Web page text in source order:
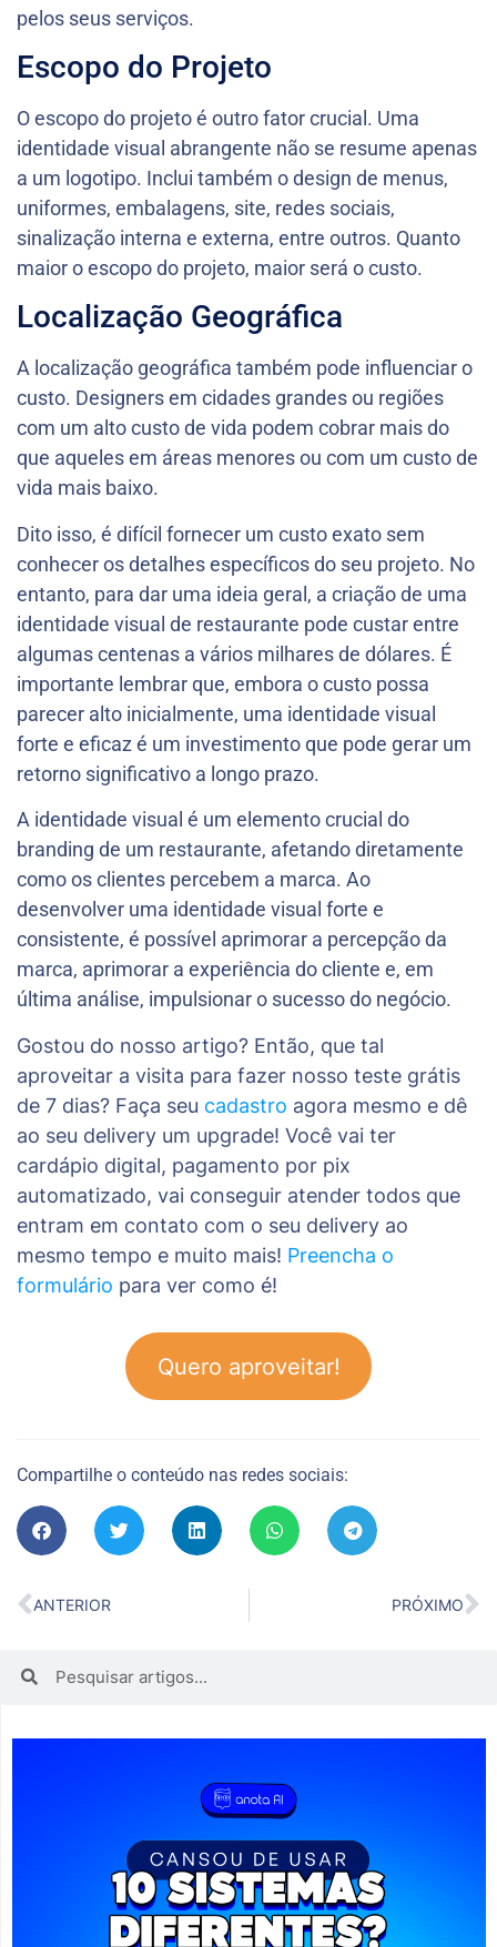
pelos seus serviços.
Escopo do Projeto
O escopo do projeto é outro fator crucial. Uma
identidade visual abrangente não se resume apenas
a um logotipo. Inclui também o design de menus,
uniformes, embalagens, site, redes sociais,
sinalização interna e externa, entre outros. Quanto
maior o escopo do projeto, maior será o custo.
Localização Geográfica
A localização geográfica também pode influenciar o
custo. Designers em cidades grandes ou regiões
com um alto custo de vida podem cobrar mais do
que aqueles em áreas menores ou com um custo de
vida mais baixo.
Dito isso, é difícil fornecer um custo exato sem
conhecer os detalhes específicos do seu projeto. No
entanto, para dar uma ideia geral, a criação de uma
identidade visual de restaurante pode custar entre
algumas centenas a vários milhares de dólares. É
importante lembrar que, embora o custo possa
parecer alto inicialmente, uma identidade visual
forte e eficaz é um investimento que pode gerar um
retorno significativo a longo prazo.
A identidade visual é um elemento crucial do
branding de um restaurante, afetando diretamente
como os clientes percebem a marca. Ao
desenvolver uma identidade visual forte e
consistente, é possível aprimorar a percepção da
marca, aprimorar a experiência do cliente e, em
última análise, impulsionar o sucesso do negócio.
Gostou do nosso artigo? Então, que tal
aproveitar a visita para fazer nosso teste grátis
de 7 dias? Faça seu cadastro agora mesmo e dê
ao seu delivery um upgrade! Você vai ter
cardápio digital, pagamento por pix
automatizado, vai conseguir atender todos que
entram em contato com o seu delivery ao
mesmo tempo e muito mais! Preencha o
formulário para ver como é!
Quero aproveitar!
Compartilhe o conteúdo nas redes sociais:
ANTERIOR PRÓXIMO